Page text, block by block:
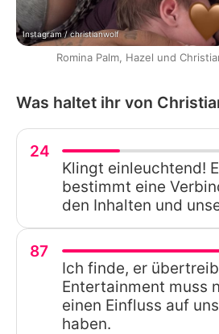
Instagram / christianwolf
Romina Palm, Hazel und
Was haltet ihr von
24
Klingt einleuchtend!
bestimmt eine
den Inhalten und
87
Ich finde, er
Entertainment muss
einen Einfluss auf
haben.